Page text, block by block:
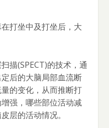
打坐中及打坐后，大
描(SPECT)的技术，通
后的大脑局部血流断
的变化，从而推断打
强，哪些部位活动减
层的活动情况。